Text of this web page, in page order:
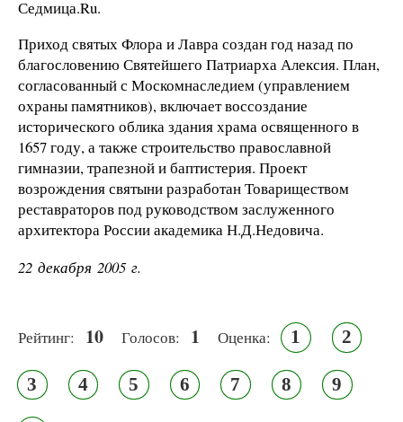
Седмица.Ru.
Приход святых Флора и Лавра создан год назад по
благословению Святейшего Патриарха Алексия. План,
согласованный с Москомнаследием (управлением
охраны памятников), включает воссоздание
исторического облика здания храма освященного в
1657 году, а также строительство православной
гимназии, трапезной и баптистерия. Проект
возрождения святыни разработан Товариществом
реставраторов под руководством заслуженного
архитектора России академика Н.Д.Недовича.
22 декабря 2005 г.
Рейтинг: 10 Голосов: 1 Оценка: 1 2
3 4 5 6 7 8 9